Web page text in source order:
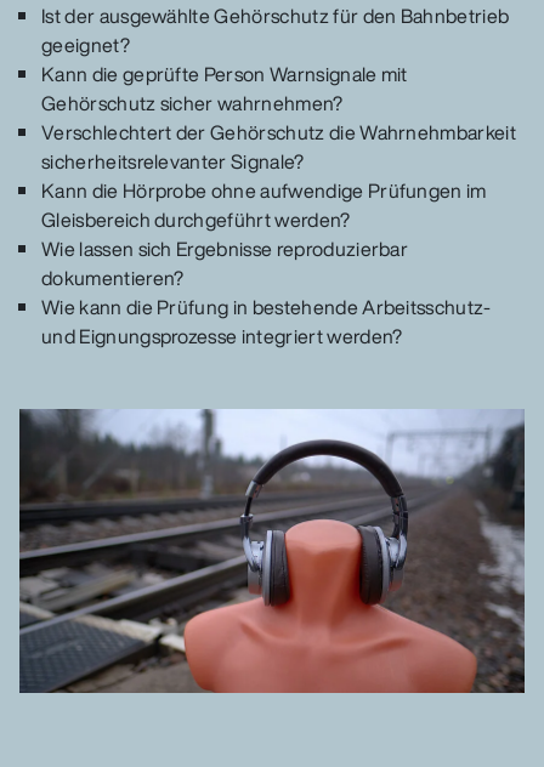
Ist der ausgewählte Gehörschutz für den Bahnbetrieb
geeignet?
Kann die geprüfte Person Warnsignale mit
Gehörschutz sicher wahrnehmen?
Verschlechtert der Gehörschutz die Wahrnehmbarkeit
sicherheitsrelevanter Signale?
Kann die Hörprobe ohne aufwendige Prüfungen im
Gleisbereich durchgeführt werden?
Wie lassen sich Ergebnisse reproduzierbar
dokumentieren?
Wie kann die Prüfung in bestehende Arbeitsschutz-
und Eignungsprozesse integriert werden?